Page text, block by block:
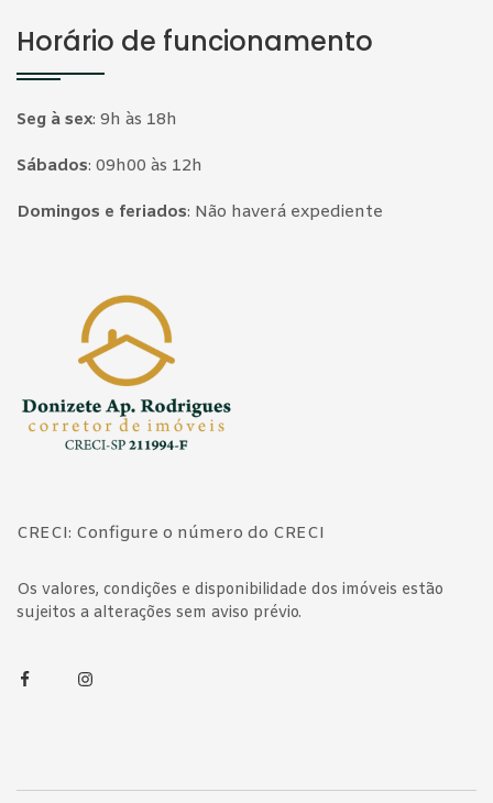
Horário de funcionamento
Seg à sex: 9h às 18h
Sábados: 09h00 às 12h
Domingos e feriados: Não haverá expediente
CRECI: Configure o número do CRECI
Os valores, condições e disponibilidade dos imóveis estão
sujeitos a alterações sem aviso prévio.
FacebookInstagram